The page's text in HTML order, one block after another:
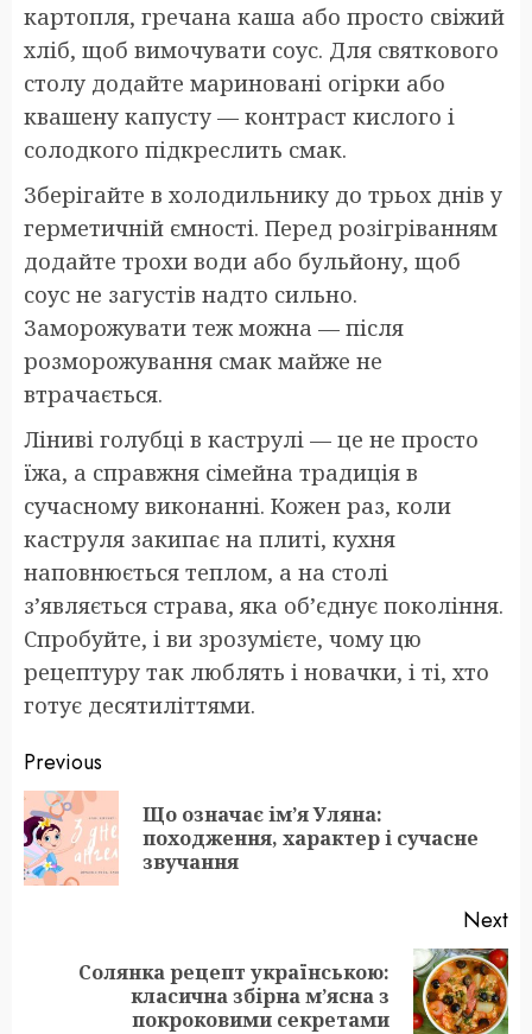
картопля, гречана каша або просто свіжий
хліб, щоб вимочувати соус. Для святкового
столу додайте мариновані огірки або
квашену капусту — контраст кислого і
солодкого підкреслить смак.
Зберігайте в холодильнику до трьох днів у
герметичній ємності. Перед розігріванням
додайте трохи води або бульйону, щоб
соус не загустів надто сильно.
Заморожувати теж можна — після
розморожування смак майже не
втрачається.
Ліниві голубці в каструлі — це не просто
їжа, а справжня сімейна традиція в
сучасному виконанні. Кожен раз, коли
каструля закипає на плиті, кухня
наповнюється теплом, а на столі
з’являється страва, яка об’єднує покоління.
Спробуйте, і ви зрозумієте, чому цю
рецептуру так люблять і новачки, і ті, хто
готує десятиліттями.
Post
navigation
Previous
Що означає ім’я Уляна:
походження, характер і сучасне
звучання
Next
Солянка рецепт українською:
класична збірна м’ясна з
покроковими секретами